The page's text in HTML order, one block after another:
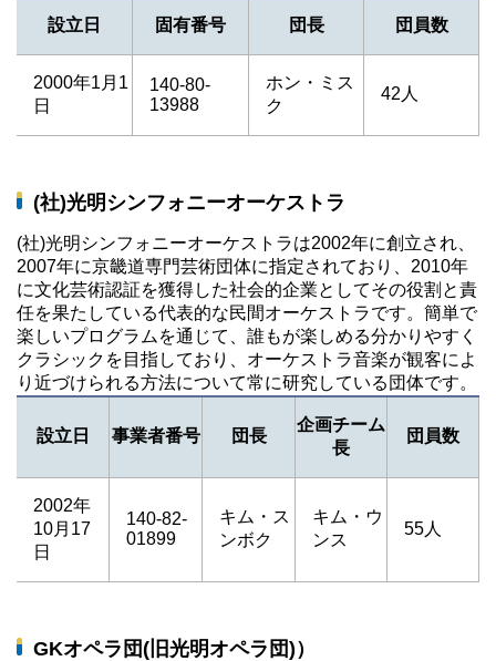
設立日 固有番号 団長 団員数
2000年1月1
日
140-80-
13988
ホン・ミス
ク
42人
(社)光明シンフォニーオーケストラ
(社)光明シンフォニーオーケストラは2002年に創立され、
2007年に京畿道専門芸術団体に指定されており、2010年
に文化芸術認証を獲得した社会的企業としてその役割と責
任を果たしている代表的な民間オーケストラです。簡単で
楽しいプログラムを通じて、誰もが楽しめる分かりやすく
クラシックを目指しており、オーケストラ音楽が観客によ
り近づけられる方法について常に研究している団体です。
設立日 事業者番号 団長
企画チーム
長
団員数
2002年
10月17
日
140-82-
01899
キム・ス
ンボク
キム・ウ
ンス
55人
GKオペラ団(旧光明オペラ団)）